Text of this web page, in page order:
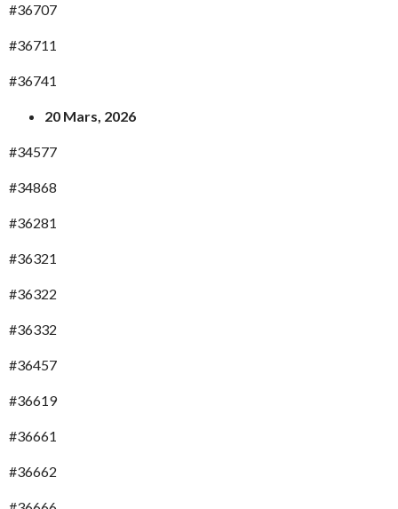
#36707
#36711
#36741
20 Mars, 2026
#34577
#34868
#36281
#36321
#36322
#36332
#36457
#36619
#36661
#36662